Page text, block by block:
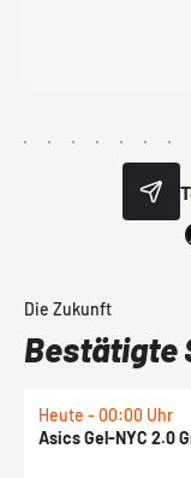
Die Zukunft
Bestätigte
Heute - 00:00 Uhr
Asics Gel-NYC 2.0